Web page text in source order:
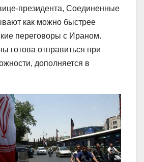
президента, Соединенные
как можно быстрее
переговоры с Ираном.
готова отправиться при
дополняется в